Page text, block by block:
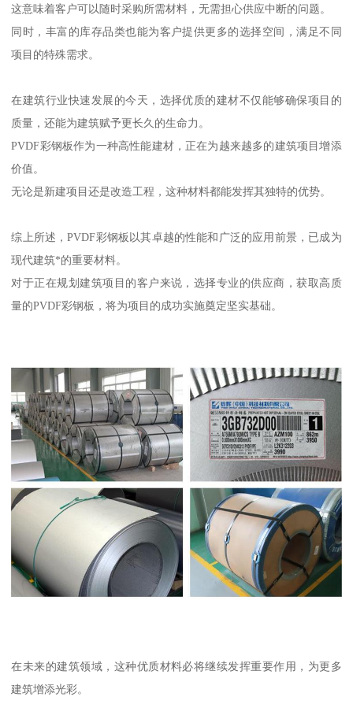
这意味着客户可以随时采购所需材料，无需担心供应中断的问题。
同时，丰富的库存品类也能为客户提供更多的选择空间，满足不同
项目的特殊需求。
在建筑行业快速发展的今天，选择优质的建材不仅能够确保项目的
质量，还能为建筑赋予更长久的生命力。
PVDF彩钢板作为一种高性能建材，正在为越来越多的建筑项目增添
价值。
无论是新建项目还是改造工程，这种材料都能发挥其独特的优势。
综上所述，PVDF彩钢板以其卓越的性能和广泛的应用前景，已成为
现代建筑*的重要材料。
对于正在规划建筑项目的客户来说，选择专业的供应商，获取高质
量的PVDF彩钢板，将为项目的成功实施奠定坚实基础。
在未来的建筑领域，这种优质材料必将继续发挥重要作用，为更多
建筑增添光彩。